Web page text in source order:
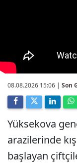
08.08.2026 15:06 | Son
Yüksekova
arazilerinde
başlayan